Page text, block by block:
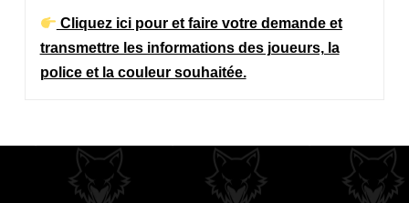
Cliquez ici pour et faire votre demande et
transmettre les informations des joueurs, la
police et la couleur souhaitée.